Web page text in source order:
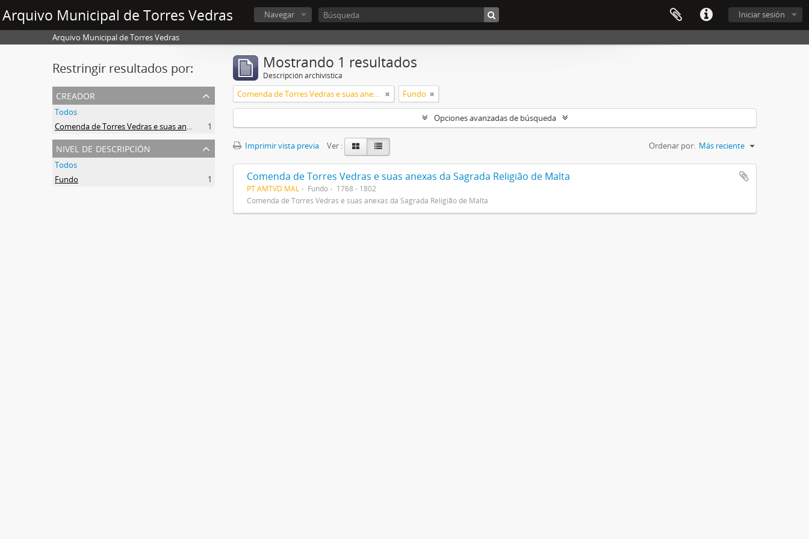
Arquivo Municipal de Torres Vedras Iniciar sesión
Navegar
Arquivo Municipal de Torres Vedras
Restringir resultados por:
creador
Todos
Comenda de Torres Vedras e suas anexas da Sagrada Religião de Malta
1
nivel de descripción
Todos
Fundo
1
Mostrando 1 resultados
Descripción archivística
Comenda de Torres Vedras e suas anexas da Sagrada Religião de Malta Fundo
Opciones avanzadas de búsqueda
Imprimir vista previa Ver : Ordenar por: Más reciente
Comenda de Torres Vedras e suas anexas da Sagrada Religião de Malta
PT AMTVD MAL Fundo
1768 - 1802
Comenda de Torres Vedras e suas anexas da Sagrada Religião de Malta